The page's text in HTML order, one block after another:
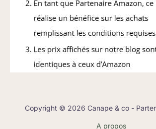
Copyright © 2026 Canape & co -
A propos